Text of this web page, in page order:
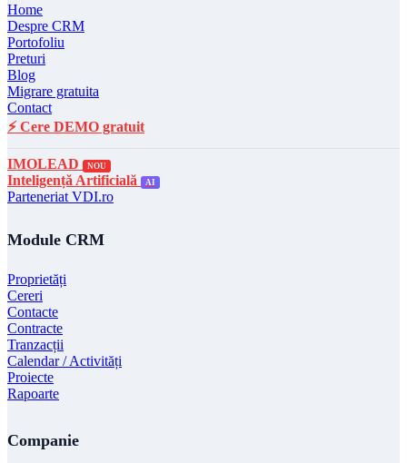
Home
Despre CRM
Portofoliu
Preturi
Blog
Migrare gratuita
Contact
⚡ Cere DEMO gratuit
IMOLEAD NOU
Inteligență Artificială AI
Parteneriat VDI.ro
Module CRM
Proprietăți
Cereri
Contacte
Contracte
Tranzacții
Calendar / Activități
Proiecte
Rapoarte
Companie